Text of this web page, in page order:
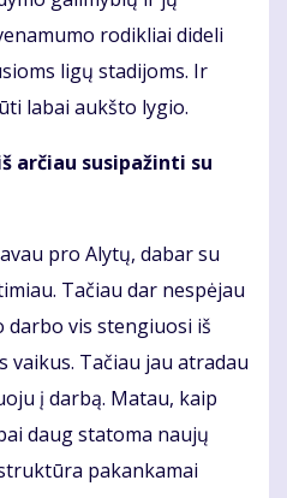
rodikliai dideli
ligų stadijoms. Ir
labai aukšto lygio.
arčiau susipažinti su
pro Alytų, dabar su
Tačiau dar nespėjau
darbo vis stengiuosi iš
vaikus. Tačiau jau atradau
į darbą. Matau, kaip
daug statoma naujų
pakankamai